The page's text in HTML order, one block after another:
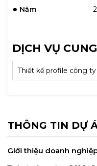
Năm
DỊCH VỤ
Thiết kế profile công ty
THÔNG TIN DỰ
Giới thiệu doanh